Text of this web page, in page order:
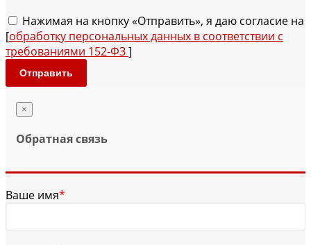
Нажимая на кнопку «Отправить», я даю согласие на
[обработку персональных данных в соответствии с
требованиями 152-ФЗ]
Отправить
×
Обратная связь
Ваше имя*